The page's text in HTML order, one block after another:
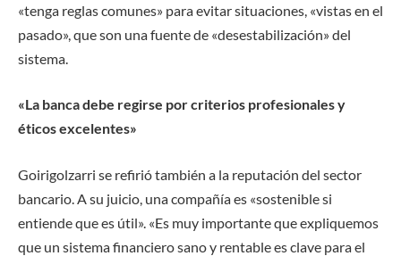
«tenga reglas comunes» para evitar situaciones, «vistas en el
pasado», que son una fuente de «desestabilización» del
sistema.
«La banca debe regirse por criterios profesionales y
éticos excelentes»
Goirigolzarri se refirió también a la reputación del sector
bancario. A su juicio, una compañía es «sostenible si
entiende que es útil». «Es muy importante que expliquemos
que un sistema financiero sano y rentable es clave para el